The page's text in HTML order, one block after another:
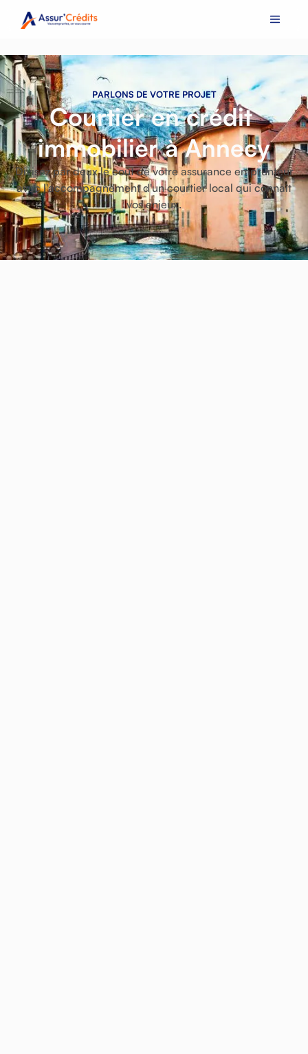
PARLONS DE VOTRE PROJET
Courtier en crédit
immobilier à Annecy
Divisez par deux le coût de votre assurance emprunteur
avec l'accompagnement d'un courtier local qui connaît
vos enjeux.